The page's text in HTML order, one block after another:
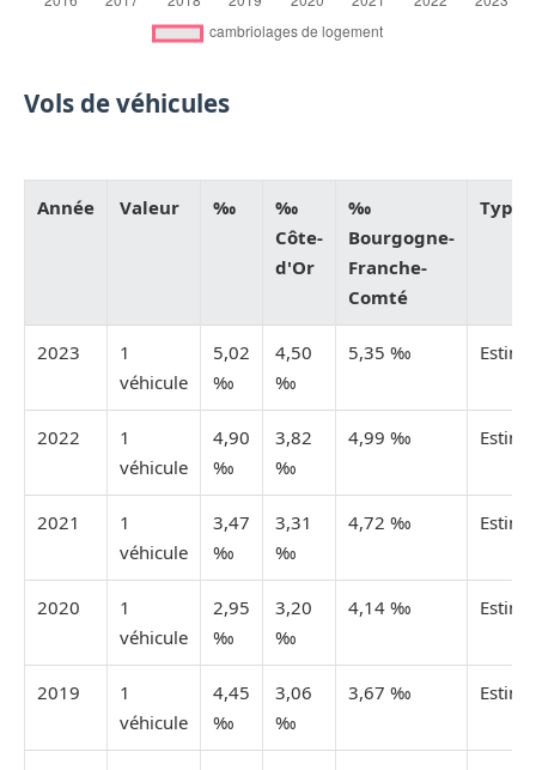
Vols de véhicules
Année Valeur ‰
‰
Côte-
d'Or
‰
Bourgogne-
Franche-
Comté
Type
2023
1
véhicule
5,02
‰
4,50
‰
5,35 ‰
2022
1
véhicule
4,90
‰
3,82
‰
4,99 ‰
2021
1
véhicule
3,47
‰
3,31
‰
4,72 ‰
2020
1
véhicule
2,95
‰
3,20
‰
4,14 ‰
2019
1
véhicule
4,45
‰
3,06
‰
3,67 ‰